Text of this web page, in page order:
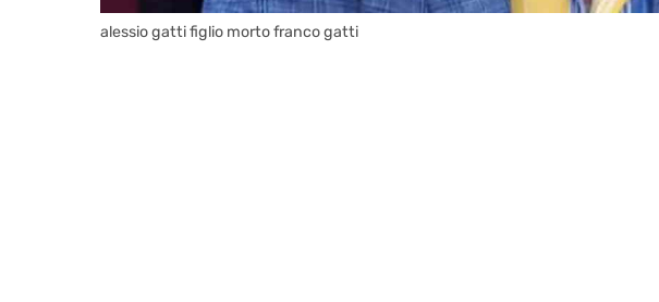
alessio gatti figlio morto franco gatti